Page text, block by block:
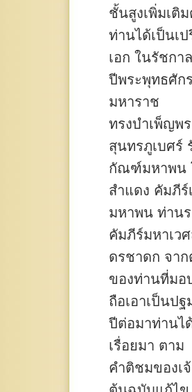
ชั้นสูงเพิ่มเติ
ท่านได้เป็นเ
เอก ในรัชกา
ปีพระพุทธศัก
มหาราช
ทรงบำเพ็ญพ
สุนทรภูเบศร์
กัณฑ์มหาพน
สำแดง คัมภีร์
มหาพน ท่านร
คัมภีร์มหาเว
ดรชาดก จา
ของท่านที่มอ
ถือเอาเป็นป
ปีต่อมาท่านไ
เรื่อยมา ตาม
คำติชมของเ